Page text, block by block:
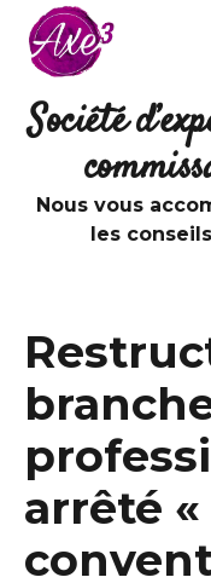
Aller au contenu
Société
Nous vous
les
arrêté